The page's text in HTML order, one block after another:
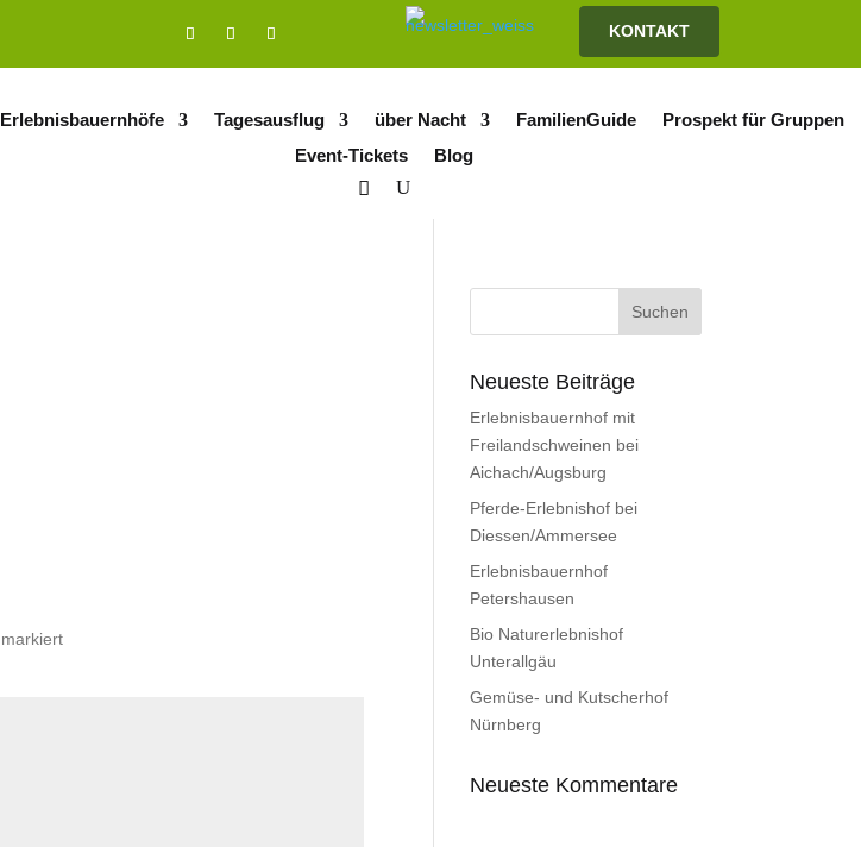
KONTAKT
Erlebnisbauernhöfe Tagesausflug über Nacht FamilienGuide
Prospekt für Gruppen
Event-Tickets
Blog
markiert
Neueste Beiträge
Erlebnisbauernhof mit
Freilandschweinen bei
Aichach/Augsburg
Pferde-Erlebnishof bei
Diessen/Ammersee
Erlebnisbauernhof
Petershausen
Bio Naturerlebnishof
Unterallgäu
Gemüse- und Kutscherhof
Nürnberg
Neueste Kommentare